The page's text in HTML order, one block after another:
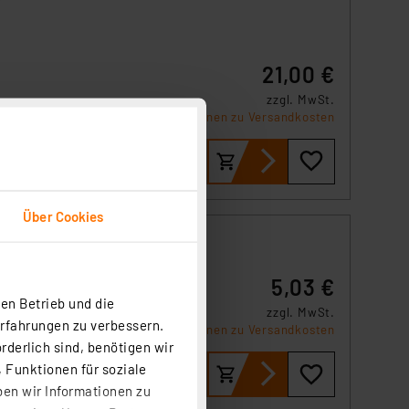
Über Cookies
Betrieb und die
zu verbessern.
sind, benötigen wir
Funktionen für soziale
wir Informationen zu
21,00 €
zzgl. MwSt.
Informationen zu Versandkosten
5,03 €
zzgl. MwSt.
Informationen zu Versandkosten